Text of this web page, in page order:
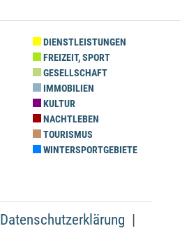
DIENSTLEISTUNGEN
FREIZEIT, SPORT
GESELLSCHAFT
IMMOBILIEN
KULTUR
NACHTLEBEN
TOURISMUS
WINTERSPORTGEBIETE
Datenschutzerklärung